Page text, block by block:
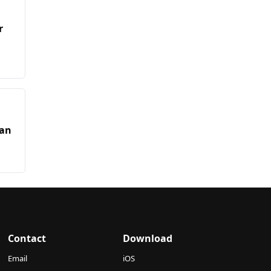
Contact
Email
Download
iOS